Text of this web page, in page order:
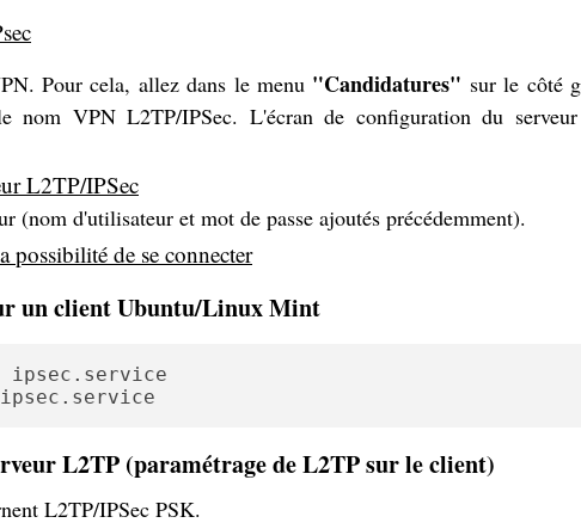
Pour cela, allez dans le menu "Candidatures" sur le côté
nom VPN L2TP/IPSec. L'écran de configuration du
(nom d'utilisateur et mot de passe ajoutés précédemment).
un client Ubuntu/Linux Mint
L2TP (paramétrage de L2TP sur le client)
L2TP/IPSec PSK.